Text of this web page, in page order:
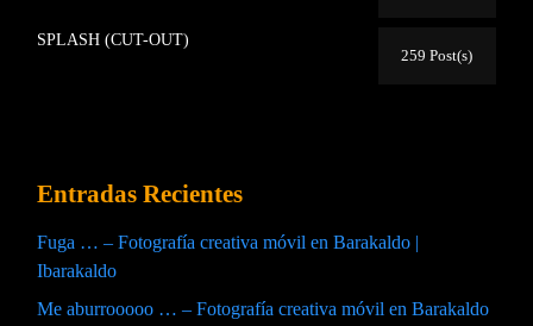
SPLASH (CUT-OUT)
259 Post(s)
Entradas Recientes
Fuga … – Fotografía creativa móvil en Barakaldo |
Ibarakaldo
Me aburrooooo … – Fotografía creativa móvil en Barakaldo